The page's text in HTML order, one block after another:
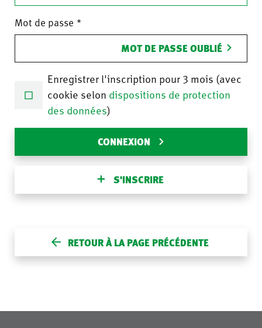
Mot de passe
MOT DE PASSE OUBLIÉ
Enregistrer l'inscription pour 3 mois (avec
cookie selon dispositions de protection
des données)
CONNEXION
S'INSCRIRE
RETOUR À LA PAGE PRÉCÉDENTE